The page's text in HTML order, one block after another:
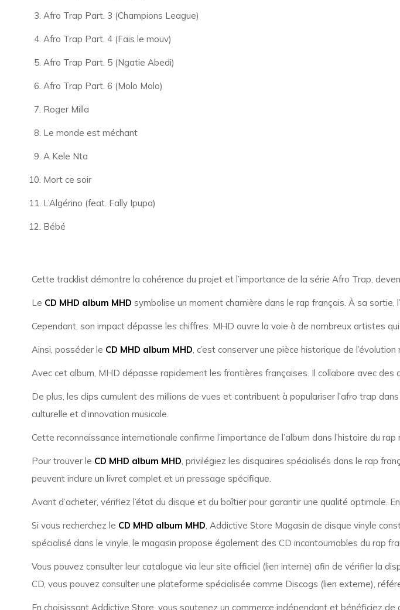
Afro Trap Part. 3 (Champions League)
Afro Trap Part. 4 (Fais le mouv)
Afro Trap Part. 5 (Ngatie Abedi)
Afro Trap Part. 6 (Molo Molo)
Roger Milla
Le monde est méchant
A Kele Nta
Mort ce soir
L’Algérino (feat. Fally Ipupa)
Bébé
Cette tracklist démontre la cohérence du projet et l’importance de la série Afro Trap,
Le CD MHD album MHD symbolise un moment charnière dans le rap français. À sa sortie,
Cependant, son impact dépasse les chiffres. MHD ouvre la voie à de nombreux artistes
Ainsi, posséder le CD MHD album MHD, c’est conserver une pièce historique de
Avec cet album, MHD dépasse rapidement les frontières françaises. Il collabore avec
De plus, les clips cumulent des millions de vues et contribuent à populariser l’afro trap
culturelle et d’innovation musicale.
Cette reconnaissance internationale confirme l’importance de l’album dans l’histoire du rap
Pour trouver le CD MHD album MHD, privilégiez les disquaires spécialisés dans le rap
peuvent inclure un livret complet et un pressage spécifique.
Avant d’acheter, vérifiez l’état du disque et du boîtier pour garantir une qualité optimale.
Si vous recherchez le CD MHD album MHD, Addictive Store Magasin de disque vinyle
spécialisé dans le vinyle, le magasin propose également des CD incontournables du rap
Vous pouvez consulter leur catalogue via leur site officiel (lien interne) afin de vérifier la
CD, vous pouvez consulter une plateforme spécialisée comme Discogs (lien externe),
En choisissant Addictive Store, vous soutenez un commerce indépendant et bénéficiez de